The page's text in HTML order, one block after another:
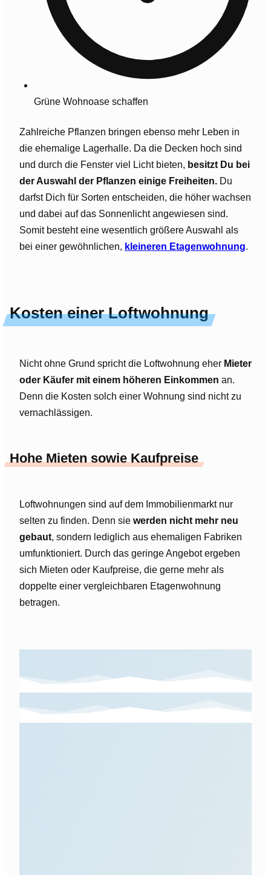
Grüne Wohnoase schaffen
Zahlreiche Pflanzen bringen ebenso mehr Leben in
die ehemalige Lagerhalle. Da die Decken hoch sind
und durch die Fenster viel Licht bieten, besitzt Du bei
der Auswahl der Pflanzen einige Freiheiten. Du
darfst Dich für Sorten entscheiden, die höher wachsen
und dabei auf das Sonnenlicht angewiesen sind.
Somit besteht eine wesentlich größere Auswahl als
bei einer gewöhnlichen, kleineren Etagenwohnung.
Kosten einer Loftwohnung
Nicht ohne Grund spricht die Loftwohnung eher Mieter
oder Käufer mit einem höheren Einkommen an.
Denn die Kosten solch einer Wohnung sind nicht zu
vernachlässigen.
Hohe Mieten sowie Kaufpreise
Loftwohnungen sind auf dem Immobilienmarkt nur
selten zu finden. Denn sie werden nicht mehr neu
gebaut, sondern lediglich aus ehemaligen Fabriken
umfunktioniert. Durch das geringe Angebot ergeben
sich Mieten oder Kaufpreise, die gerne mehr als
doppelte einer vergleichbaren Etagenwohnung
betragen.